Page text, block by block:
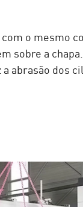
o mesmo
sobre a
abrasão dos